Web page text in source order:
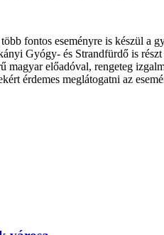
fontos eseményre is készül
Gyógy- és Strandfürdő is
magyar előadóval, rengeteg
érdemes meglátogatni az